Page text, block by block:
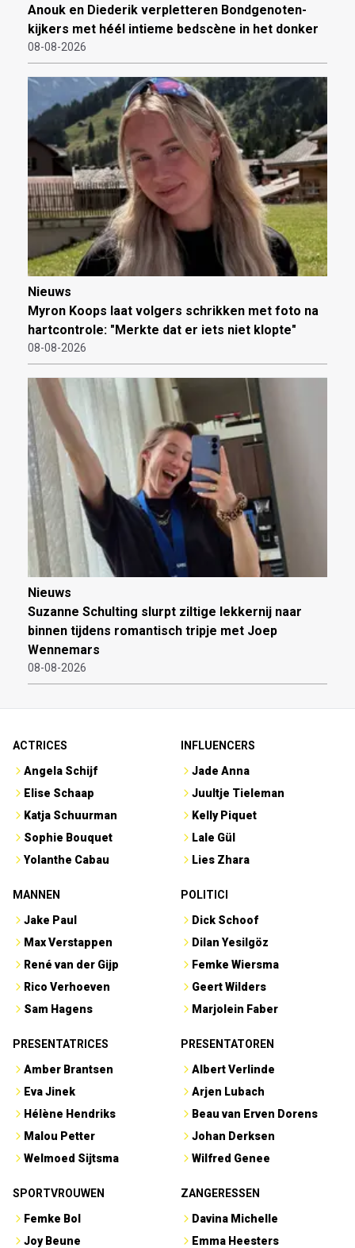
Anouk en Diederik verpletteren Bondgenoten-
kijkers met héél intieme bedscène in het donker
08-08-2026
Nieuws
Myron Koops laat volgers schrikken met foto na
hartcontrole: "Merkte dat er iets niet klopte"
08-08-2026
Nieuws
Suzanne Schulting slurpt ziltige lekkernij naar
binnen tijdens romantisch tripje met Joep
Wennemars
08-08-2026
ACTRICES
Angela Schijf
Elise Schaap
Katja Schuurman
Sophie Bouquet
Yolanthe Cabau
INFLUENCERS
Jade Anna
Juultje Tieleman
Kelly Piquet
Lale Gül
Lies Zhara
MANNEN
Jake Paul
Max Verstappen
René van der Gijp
Rico Verhoeven
Sam Hagens
POLITICI
Dick Schoof
Dilan Yesilgöz
Femke Wiersma
Geert Wilders
Marjolein Faber
PRESENTATRICES
Amber Brantsen
Eva Jinek
Hélène Hendriks
Malou Petter
Welmoed Sijtsma
PRESENTATOREN
Albert Verlinde
Arjen Lubach
Beau van Erven Dorens
Johan Derksen
Wilfred Genee
SPORTVROUWEN
Femke Bol
Joy Beune
ZANGERESSEN
Davina Michelle
Emma Heesters